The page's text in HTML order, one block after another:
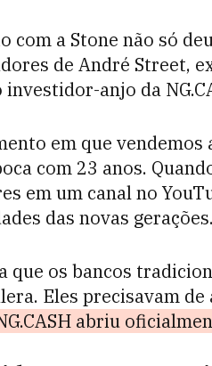
com a Stone não só
de André Street,
anjo da
em que
com 23 anos.
em um canal no
das novas gerações.
que os bancos
Eles precisavam
abriu